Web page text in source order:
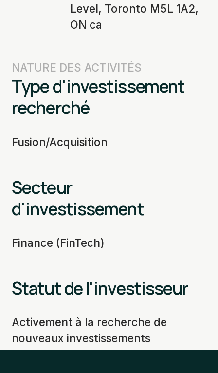
Level, Toronto M5L 1A2,
ON ca
NATURE DES ACTIVITÉS
Type d'investissement
recherché
Fusion/Acquisition
Secteur
d'investissement
Finance (FinTech)
Statut de l'investisseur
Activement à la recherche de
nouveaux investissements